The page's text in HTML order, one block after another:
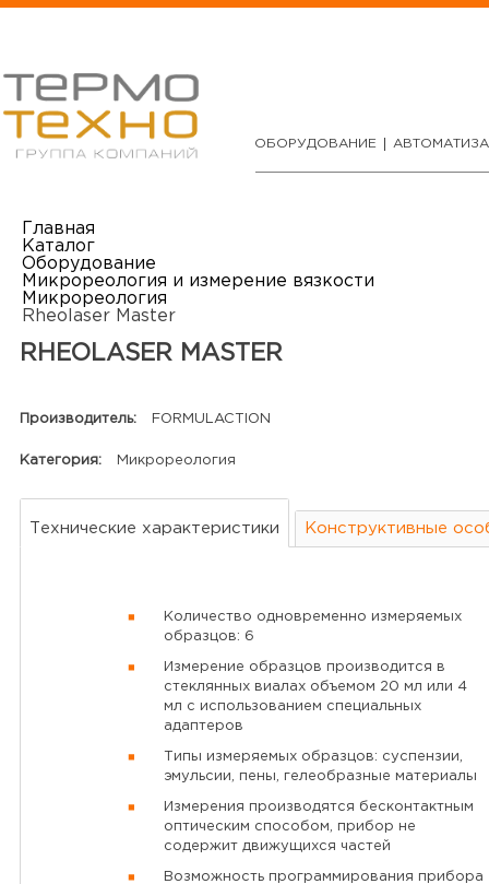
ОБОРУДОВАНИЕ
Главная
Каталог
Оборудование
Микрореология и измерение вязкости
Микрореология
Rheolaser Master
RHEOLASER MASTER
Производитель: FORMULACTION
Категория: Микрореология
Технические характеристики Конструктивные
Количество одновременно измеряемых
образцов: 6
Измерение образцов производится в
стеклянных виалах объемом 20 мл или 4
мл с использованием специальных
адаптеров
Типы измеряемых образцов: суспензии,
эмульсии, пены, гелеобразные материалы
Измерения производятся бесконтактным
оптическим способом, прибор не
содержит движущихся частей
Возможность программирования прибора